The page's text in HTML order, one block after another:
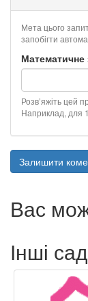
Мета цього
запобігти
Математичне
Розв’яжіть цей
Наприклад, для
Залишити
Вас
Інші